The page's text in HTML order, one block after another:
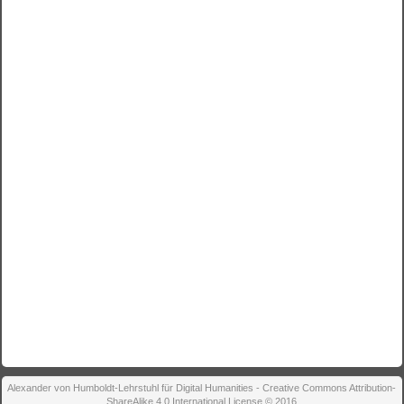
Alexander von Humboldt-Lehrstuhl für Digital Humanities - Creative Commons Attribution-
ShareAlike 4.0 International License © 2016